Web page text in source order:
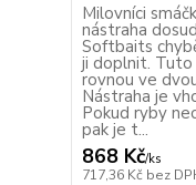
Milovníci
nástraha
Softbaits
ji doplnit. Tuto
rovnou ve
Nástraha je
Pokud ryby
pak je t...
868 Kč/ks
717,36 Kč bez